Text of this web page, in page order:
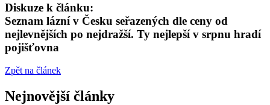
Diskuze k článku:
Seznam lázní v Česku seřazených dle ceny od
nejlevnějších po nejdražší. Ty nejlepší v srpnu hradí
pojišťovna
Zpět na článek
Nejnovější články